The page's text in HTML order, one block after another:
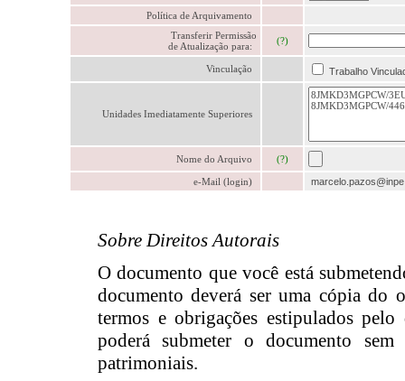
Política de Arquivamento
Transferir Permissão
de Atualização para:
(?)
Vinculação Trabalho
Unidades Imediatamente Superiores
Nome do Arquivo (?)
e-Mail (login)
Sobre Direitos Autorais
O documento que você está
documento deverá ser uma cópia do
termos e obrigações estipulados
poderá submeter o documento
patrimoniais.